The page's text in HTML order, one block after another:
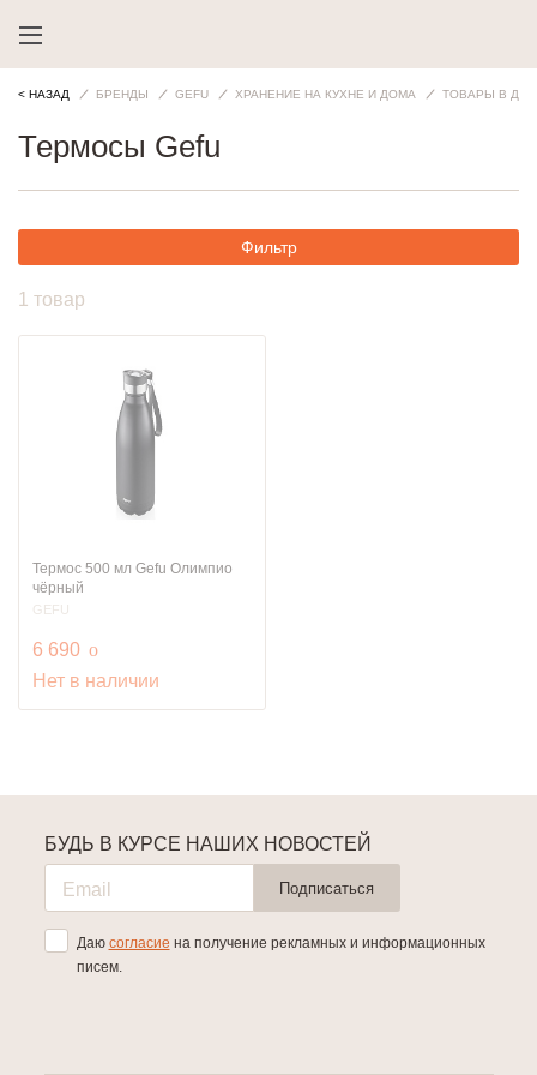
< НАЗАД БРЕНДЫ GEFU ХРАНЕНИЕ НА КУХНЕ И ДОМА ТОВАРЫ В
Термосы Gefu
Фильтр
1 товар
Термос 500 мл Gefu Олимпио
чёрный
GEFU
6 690 руб.
o
Нет в наличии
БУДЬ В КУРСЕ НАШИХ НОВОСТЕЙ
Подписаться
Даю согласие на получение рекламных и информационных
писем.